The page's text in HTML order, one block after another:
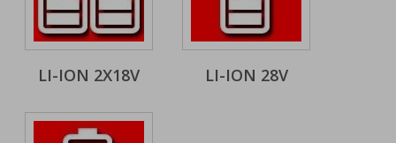
LI-ION 2X18V LI-ION 28V